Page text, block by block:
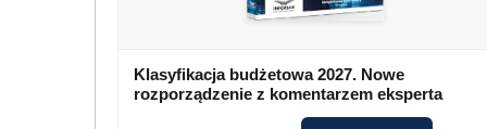
Klasyfikacja budżetowa 2027. Nowe
rozporządzenie z komentarzem eksperta